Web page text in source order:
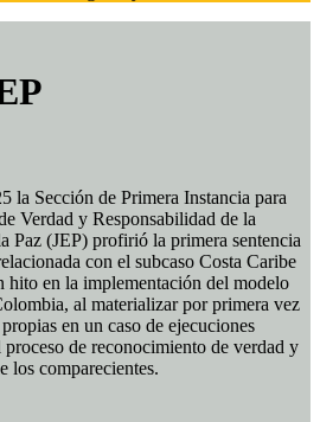
la Sección de Primera Instancia para
Verdad y Responsabilidad de la
Paz (JEP) profirió la primera sentencia
con el subcaso Costa Caribe
hito en la implementación del modelo
al materializar por primera vez
en un caso de ejecuciones
de reconocimiento de verdad y
los comparecientes.